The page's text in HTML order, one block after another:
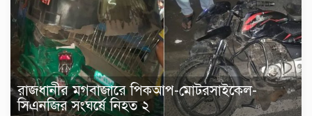
রাজধানীর মগবাজারে পিকআপ-মোটরসাইকেল-
সিএনজির সংঘর্ষে নিহত ২